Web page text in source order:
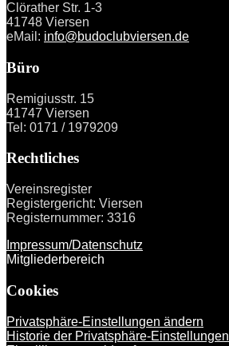
Clörather Str. 1-3
41748 Viersen
eMail: info@budoclubviersen.de
Büro
Remigiusstr. 15
41747 Viersen
Tel: 0171 / 1979209
Rechtliches
Vereinsregister
Registergericht: Viersen
Registernummer: 3316
Impressum/Datenschutz
Mitgliederbereich
Cookies
Privatsphäre-Einstellungen ändern
Historie der Privatsphäre-Einstellungen